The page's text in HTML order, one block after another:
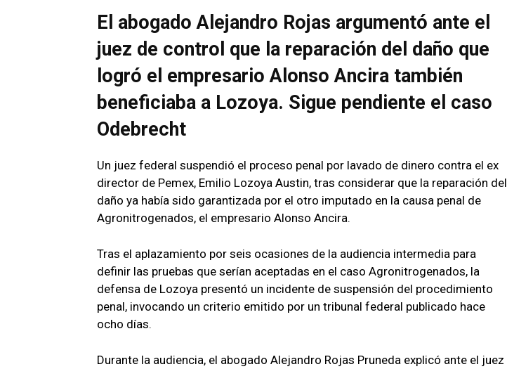
El abogado Alejandro Rojas argumentó ante el
juez de control que la reparación del daño que
logró el empresario Alonso Ancira también
beneficiaba a Lozoya. Sigue pendiente el caso
Odebrecht
Un juez federal suspendió el proceso penal por lavado de dinero contra el ex
director de Pemex, Emilio Lozoya Austin, tras considerar que la reparación del
daño ya había sido garantizada por el otro imputado en la causa penal de
Agronitrogenados, el empresario Alonso Ancira.
Tras el aplazamiento por seis ocasiones de la audiencia intermedia para
definir las pruebas que serían aceptadas en el caso Agronitrogenados, la
defensa de Lozoya presentó un incidente de suspensión del procedimiento
penal, invocando un criterio emitido por un tribunal federal publicado hace
ocho días.
Durante la audiencia, el abogado Alejandro Rojas Pruneda explicó ante el juez